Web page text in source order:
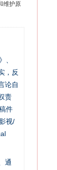
维护原
、
，反
论自
责
件
视/
通